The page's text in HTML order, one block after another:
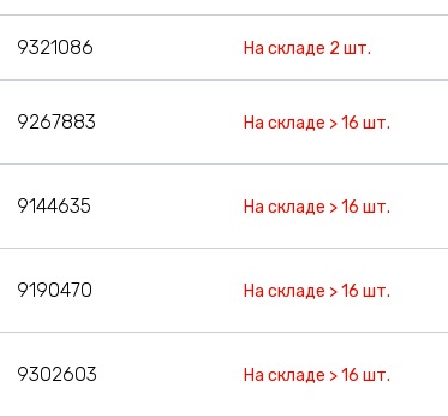
9321086 На складе 2 шт.
9267883 На складе > 16 шт.
9144635 На складе > 16 шт.
9190470 На складе > 16 шт.
9302603 На складе > 16 шт.